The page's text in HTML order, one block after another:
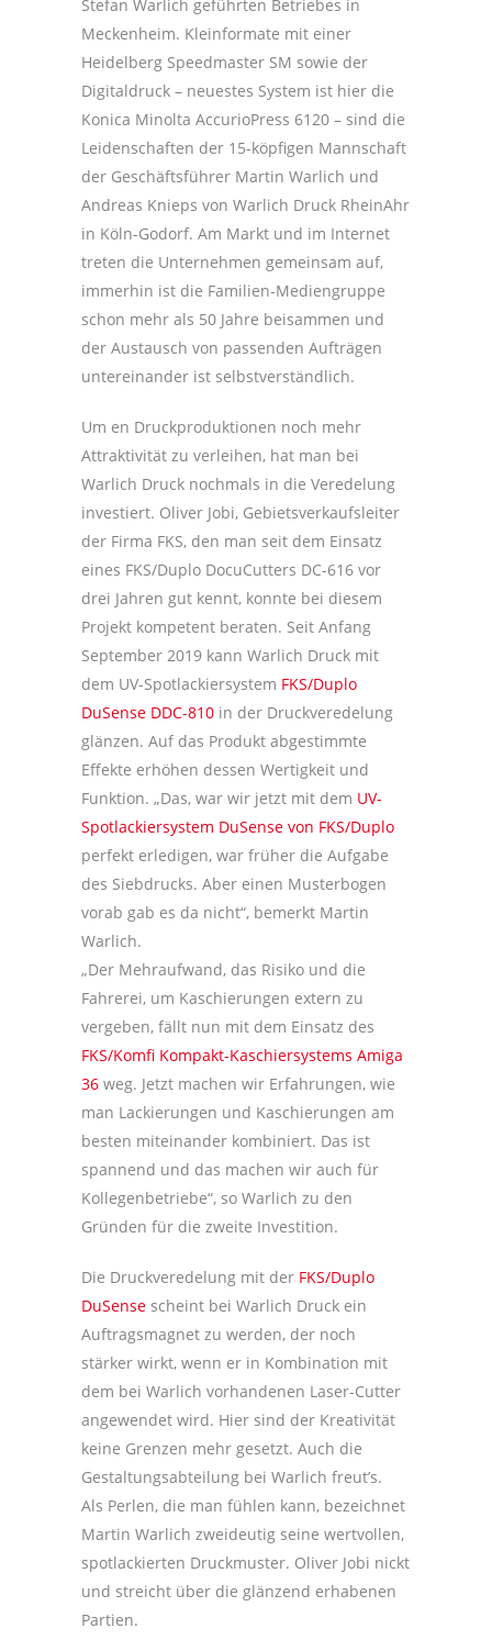
Stefan Warlich geführten Betriebes in
Meckenheim. Kleinformate mit einer
Heidelberg Speedmaster SM sowie der
Digitaldruck – neuestes System ist hier die
Konica Minolta AccurioPress 6120 – sind die
Leidenschaften der 15-köpfigen Mannschaft
der Geschäftsführer Martin Warlich und
Andreas Knieps von Warlich Druck RheinAhr
in Köln-Godorf. Am Markt und im Internet
treten die Unternehmen gemeinsam auf,
immerhin ist die Familien-Mediengruppe
schon mehr als 50 Jahre beisammen und
der Austausch von passenden Aufträgen
untereinander ist selbstverständlich.
Um en Druckproduktionen noch mehr
Attraktivität zu verleihen, hat man bei
Warlich Druck nochmals in die Veredelung
investiert. Oliver Jobi, Gebietsverkaufsleiter
der Firma FKS, den man seit dem Einsatz
eines FKS/Duplo DocuCutters DC-616 vor
drei Jahren gut kennt, konnte bei diesem
Projekt kompetent beraten. Seit Anfang
September 2019 kann Warlich Druck mit
dem UV-Spotlackiersystem FKS/Duplo
DuSense DDC-810 in der Druckveredelung
glänzen. Auf das Produkt abgestimmte
Effekte erhöhen dessen Wertigkeit und
Funktion. „Das, war wir jetzt mit dem UV-
Spotlackiersystem DuSense von FKS/Duplo
perfekt erledigen, war früher die Aufgabe
des Siebdrucks. Aber einen Musterbogen
vorab gab es da nicht“, bemerkt Martin
Warlich.
„Der Mehraufwand, das Risiko und die
Fahrerei, um Kaschierungen extern zu
vergeben, fällt nun mit dem Einsatz des
FKS/Komfi Kompakt-Kaschiersystems Amiga
36 weg. Jetzt machen wir Erfahrungen, wie
man Lackierungen und Kaschierungen am
besten miteinander kombiniert. Das ist
spannend und das machen wir auch für
Kollegenbetriebe“, so Warlich zu den
Gründen für die zweite Investition.
Die Druckveredelung mit der FKS/Duplo
DuSense scheint bei Warlich Druck ein
Auftragsmagnet zu werden, der noch
stärker wirkt, wenn er in Kombination mit
dem bei Warlich vorhandenen Laser-Cutter
angewendet wird. Hier sind der Kreativität
keine Grenzen mehr gesetzt. Auch die
Gestaltungsabteilung bei Warlich freut’s.
Als Perlen, die man fühlen kann, bezeichnet
Martin Warlich zweideutig seine wertvollen,
spotlackierten Druckmuster. Oliver Jobi nickt
und streicht über die glänzend erhabenen
Partien.